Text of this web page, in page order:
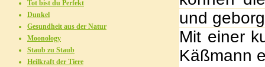
und
Mit einer
Käßmann
Tot bist du Perfekt
Dunkel
Gesundheit aus der Natur
Moonology
Staub zu Staub
Heilkraft der Tiere